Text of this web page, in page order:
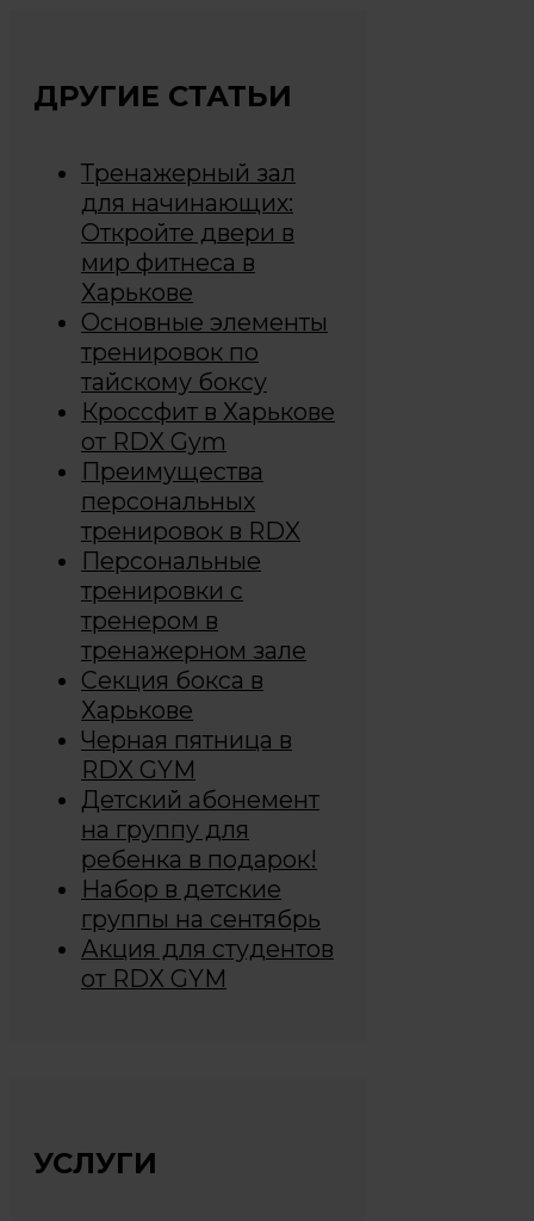
ДРУГИЕ СТАТЬИ
Тренажерный зал
для начинающих:
Откройте двери в
мир фитнеса в
Харькове
Основные элементы
тренировок по
тайскому боксу
Кроссфит в Харькове
от RDX Gym
Преимущества
персональных
тренировок в RDX
Персональные
тренировки с
тренером в
тренажерном зале
Секция бокса в
Харькове
Черная пятница в
RDX GYM
Детский абонемент
на группу для
ребенка в подарок!
Набор в детские
группы на сентябрь
Акция для студентов
от RDX GYM
УСЛУГИ